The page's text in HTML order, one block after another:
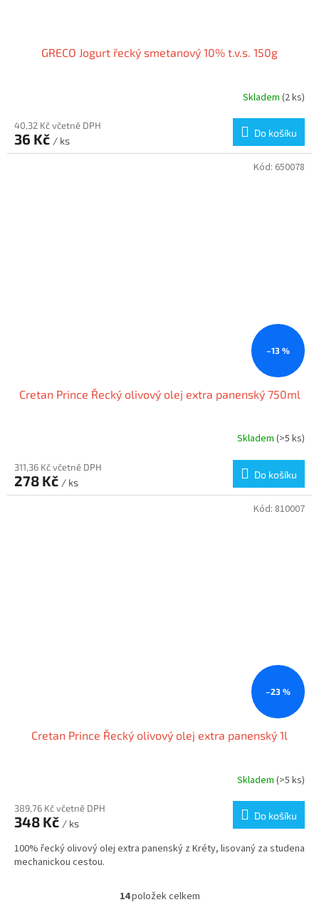
GRECO Jogurt řecký smetanový 10% t.v.s. 150g
Skladem (2 ks)
40,32 Kč včetně DPH
36 Kč / ks
Do košíku
–13 %
Cretan Prince Řecký olivový olej extra panenský 750ml
Skladem (>5 ks)
311,36 Kč včetně DPH
278 Kč / ks
Do košíku
Kód: 650078
–23 %
Cretan Prince Řecký olivový olej extra panenský 1l
Skladem (>5 ks)
389,76 Kč včetně DPH
348 Kč / ks
Do košíku
100% řecký olivový olej extra panenský z Kréty, lisovaný za studena
mechanickou cestou.
Kód: 810007
O
14položek celkem